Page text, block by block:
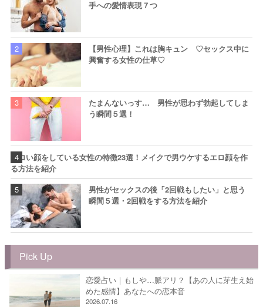
手への愛情表現７つ
【男性心理】これは胸キュン ♡セックス中に
興奮する女性の仕草♡
たまんないっす… 男性が思わず勃起してしま
う瞬間５選！
エロい顔をしている女性の特徴23選！メイクで男ウケするエロ顔を作
る方法を紹介
男性がセックスの後「2回戦もしたい」と思う
瞬間５選・2回戦をする方法を紹介
Pick Up
恋愛占い｜もしや…脈アリ？【あの人に芽生え始
めた感情】あなたへの恋本音
2026.07.16